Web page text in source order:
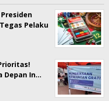
Pelaku
Depan In…